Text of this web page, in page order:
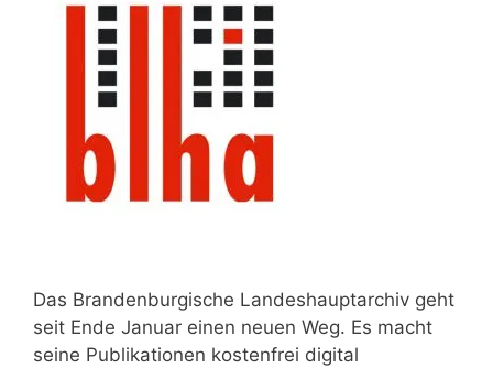
Das Brandenburgische Landeshauptarchiv geht
seit Ende Januar einen neuen Weg. Es macht
seine Publikationen kostenfrei digital